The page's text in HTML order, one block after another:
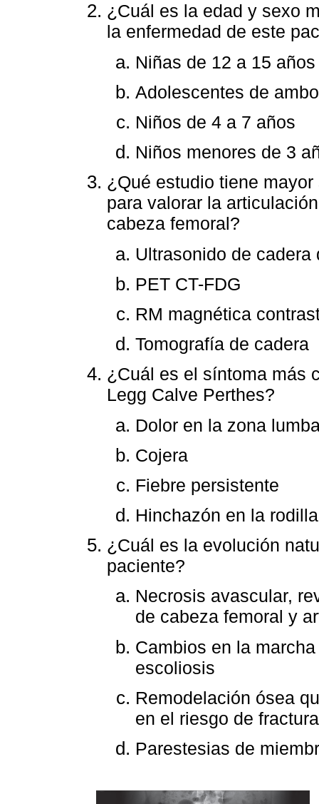
¿Cuál es la edad y sexo
la enfermedad de este
Niñas de 12 a 15 años
Adolescentes de
Niños de 4 a 7 años
Niños menores de 3
¿Qué estudio tiene
para valorar la
cabeza femoral?
Ultrasonido de cadera
PET CT-FDG
RM magnética
Tomografía de cadera
¿Cuál es el síntoma más
Legg Calve Perthes?
Dolor en la zona
Cojera
Fiebre persistente
Hinchazón en la rodilla
¿Cuál es la evolución
paciente?
Necrosis avascular,
de cabeza femoral y
Cambios en la
escoliosis
Remodelación ósea
en el riesgo de
Parestesias de